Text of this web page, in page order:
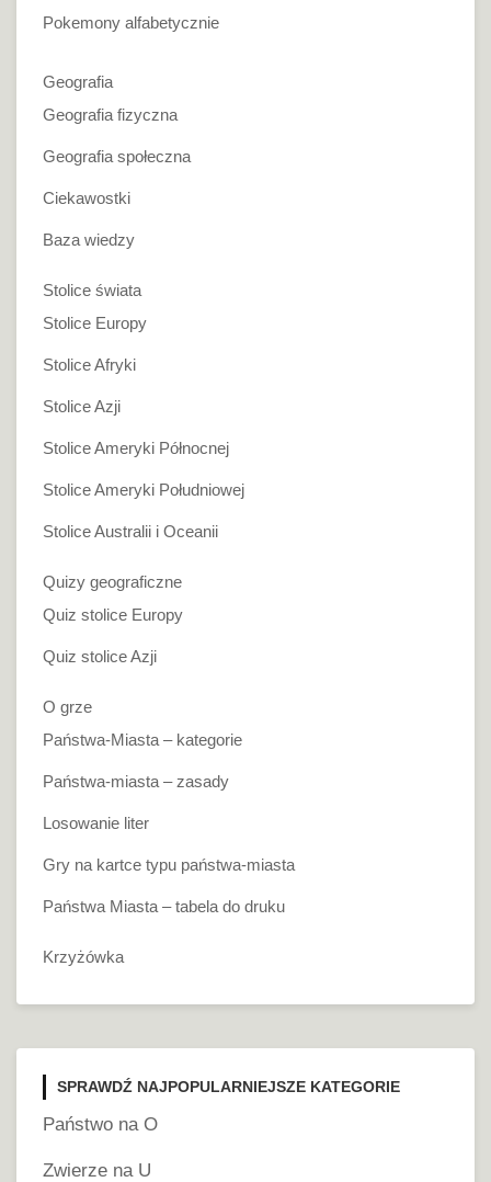
Pokemony alfabetycznie
Geografia
Geografia fizyczna
Geografia społeczna
Ciekawostki
Baza wiedzy
Stolice świata
Stolice Europy
Stolice Afryki
Stolice Azji
Stolice Ameryki Północnej
Stolice Ameryki Południowej
Stolice Australii i Oceanii
Quizy geograficzne
Quiz stolice Europy
Quiz stolice Azji
O grze
Państwa-Miasta – kategorie
Państwa-miasta – zasady
Losowanie liter
Gry na kartce typu państwa-miasta
Państwa Miasta – tabela do druku
Krzyżówka
SPRAWDŹ NAJPOPULARNIEJSZE KATEGORIE
Państwo na O
Zwierze na U